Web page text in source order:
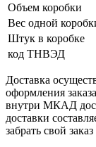
Объем коробки
Вес одной
Штук в коробке
код ТНВЭД
Доставка
оформления
внутри МКАД
доставки
забрать свой